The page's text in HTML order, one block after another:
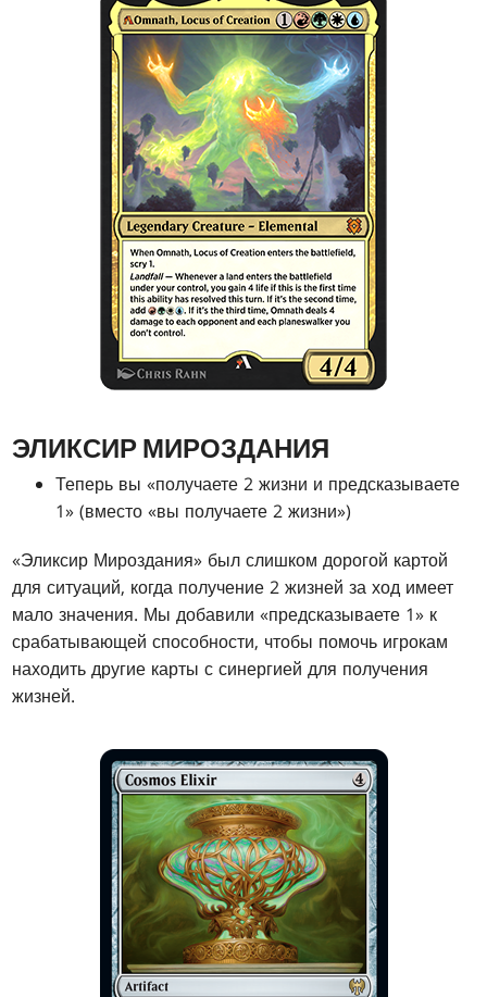
ЭЛИКСИР МИРОЗДАНИЯ
Теперь вы «получаете 2 жизни и предсказываете
1» (вместо «вы получаете 2 жизни»)
«Эликсир Мироздания» был слишком дорогой картой
для ситуаций, когда получение 2 жизней за ход имеет
мало значения. Мы добавили «предсказываете 1» к
срабатывающей способности, чтобы помочь игрокам
находить другие карты с синергией для получения
жизней.